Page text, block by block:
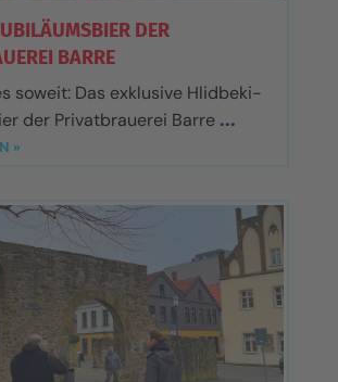
DER
BARRE
soweit: Das exklusive Hlidbeki-
der Privatbrauerei Barre
»